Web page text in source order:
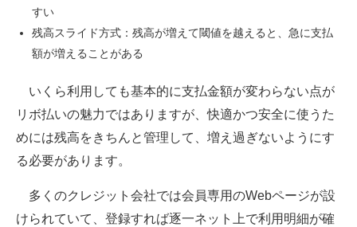
すい
残高スライド方式：残高が増えて閾値を越えると、急に支払
額が増えることがある
いくら利用しても基本的に支払金額が変わらない点が
リボ払いの魅力ではありますが、快適かつ安全に使うた
めには残高をきちんと管理して、増え過ぎないようにす
る必要があります。
多くのクレジット会社では会員専用のWebページが設
けられていて、登録すれば逐一ネット上で利用明細が確